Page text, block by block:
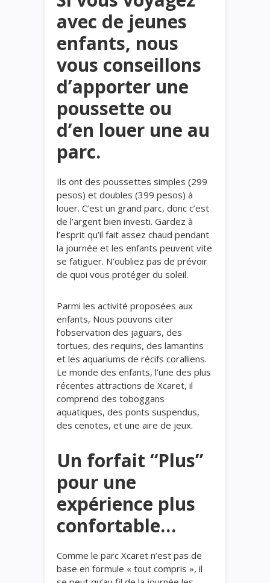
avec de jeunes
enfants, nous
vous conseillons
d’apporter une
poussette ou
d’en louer une au
parc.
Ils ont des poussettes simples (299
pesos) et doubles (399 pesos) à
louer. C’est un grand parc, donc c’est
de l’argent bien investi. Gardez à
l’esprit qu’il fait assez chaud pendant
la journée et les enfants peuvent vite
se fatiguer. N’oubliez pas de prévoir
de quoi vous protéger du soleil.
Parmi les activité proposées aux
enfants, Nous pouvons citer
l’observation des jaguars, des
tortues, des requins, des lamantins
et les aquariums de récifs coralliens.
Le monde des enfants, l’une des plus
récentes attractions de Xcaret, il
comprend des toboggans
aquatiques, des ponts suspendus,
des cenotes, et une aire de jeux.
Un forfait “Plus”
pour une
expérience plus
confortable…
Comme le parc Xcaret n’est pas de
base en formule « tout compris », il